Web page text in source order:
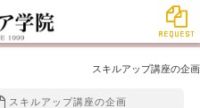
スキルアップ講座の企画
スキルアップ講座の企画
REQUEST